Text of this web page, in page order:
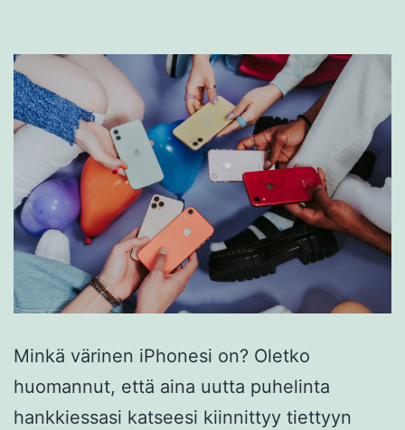
Minkä värinen iPhonesi on? Oletko
huomannut, että aina uutta puhelinta
hankkiessasi katseesi kiinnittyy tiettyyn